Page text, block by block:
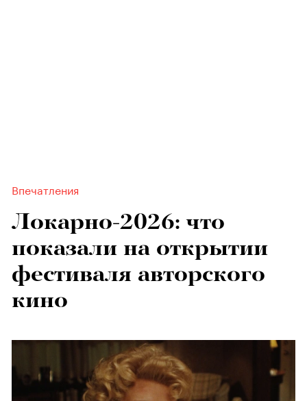
Впечатления
Локарно-2026: что
показали на открытии
фестиваля авторского
кино